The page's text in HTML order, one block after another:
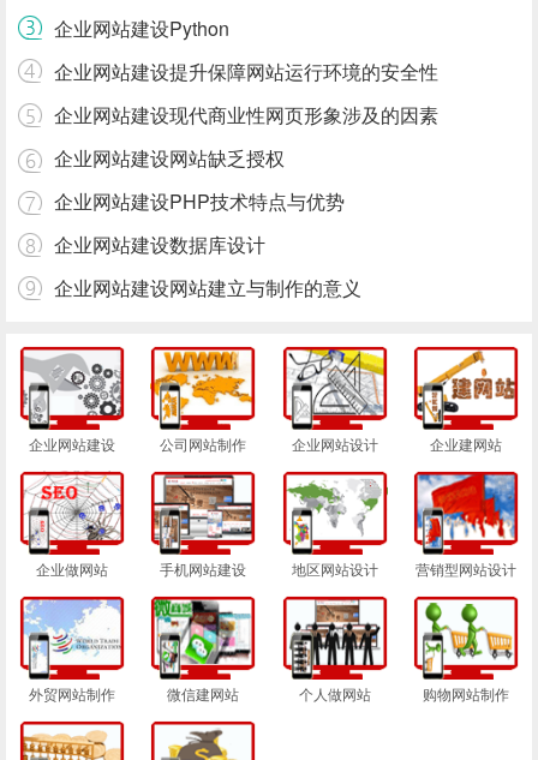
企业网站建设Python
企业网站建设提升保障网站运行环境的安全性
企业网站建设现代商业性网页形象涉及的因素
企业网站建设网站缺乏授权
企业网站建设PHP技术特点与优势
企业网站建设数据库设计
企业网站建设网站建立与制作的意义
企业网站建设 公司网站制作 企业网站设计 企业建网站
企业做网站 手机网站建设 地区网站设计 营销型网站设计
外贸网站制作 微信建网站 个人做网站 购物网站制作